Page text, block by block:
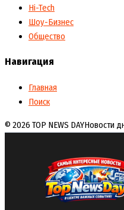
Hi-Tech
Шоу-Бизнес
Общество
Навигация
Главная
Поиск
© 2026 TOP NEWS DAYНовости